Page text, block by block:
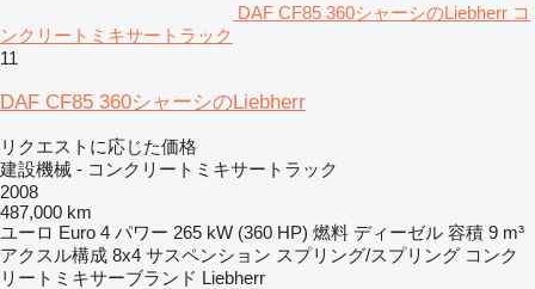
DAF CF85 360シャーシのLiebherr コ
ンクリートミキサートラック
11
DAF CF85 360シャーシのLiebherr
リクエストに応じた価格
建設機械 - コンクリートミキサートラック
2008
487,000 km
ユーロ Euro 4 パワー 265 kW (360 HP) 燃料 ディーゼル 容積 9 m³
アクスル構成 8x4 サスペンション スプリング/スプリング コンク
リートミキサーブランド Liebherr